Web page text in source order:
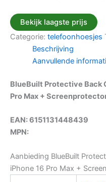
Bekijk laagste prijs
Categorie: telefoonhoesjes
Beschrijving
Aanvullende
BlueBuilt Protective Back
Pro Max +
EAN: 6151131448439
MPN:
Aanbieding BlueBuilt
iPhone 16 Pro Max +